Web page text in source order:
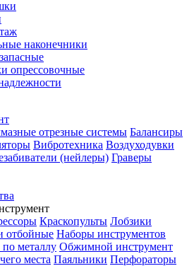
наконечники
опрессовочные
отрезные системы Балансиры
Вибротехника Воздуходувки
(нейлеры) Граверы
Краскопульты Лобзики
отбойные Наборы инструментов
металлу Обжимной инструмент
места Паяльники Перфораторы